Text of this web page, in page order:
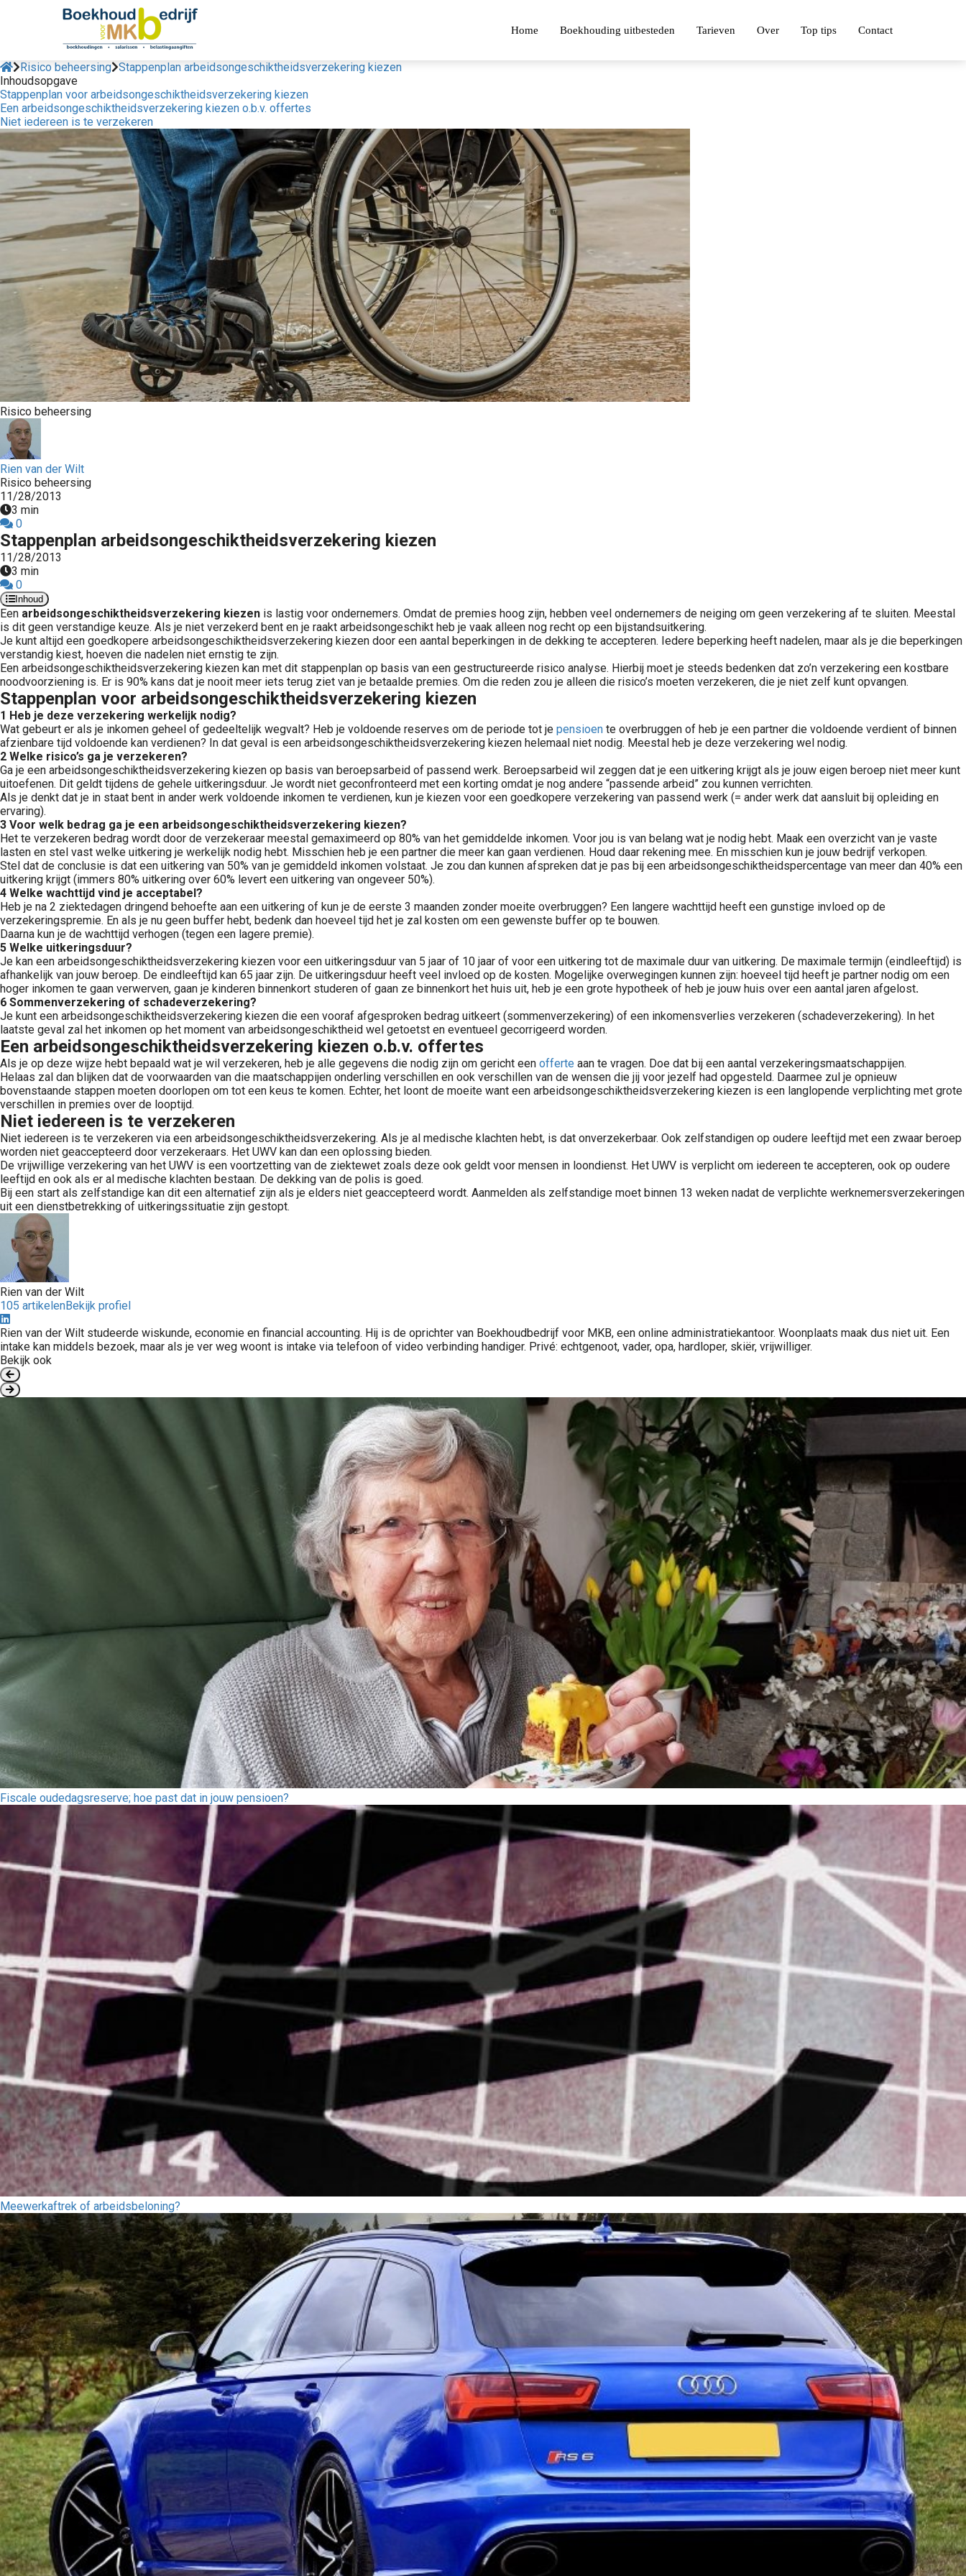
Home Boekhouding uitbesteden Tarieven Over Top tips Contact
Risico beheersing Stappenplan arbeidsongeschiktheidsverzekering kiezen
Inhoudsopgave
Stappenplan voor arbeidsongeschiktheidsverzekering kiezen
Een arbeidsongeschiktheidsverzekering kiezen o.b.v. offertes
Niet iedereen is te verzekeren
Risico beheersing
Rien van der Wilt
Risico beheersing
11/28/2013
3 min
0
Stappenplan arbeidsongeschiktheidsverzekering kiezen
11/28/2013
3 min
0
Inhoud
Een arbeidsongeschiktheidsverzekering kiezen is lastig voor ondernemers. Omdat de premies hoog zijn, hebben veel ondernemers de neiging om geen verzekering af te sluiten. Meestal
is dit geen verstandige keuze. Als je niet verzekerd bent en je raakt arbeidsongeschikt heb je vaak alleen nog recht op een bijstandsuitkering.
Je kunt altijd een goedkopere arbeidsongeschiktheidsverzekering kiezen door een aantal beperkingen in de dekking te accepteren. Iedere beperking heeft nadelen, maar als je die beperkingen
verstandig kiest, hoeven die nadelen niet ernstig te zijn.
Een arbeidsongeschiktheidsverzekering kiezen kan met dit stappenplan op basis van een gestructureerde risico analyse. Hierbij moet je steeds bedenken dat zo’n verzekering een kostbare
noodvoorziening is. Er is 90% kans dat je nooit meer iets terug ziet van je betaalde premies. Om die reden zou je alleen die risico’s moeten verzekeren, die je niet zelf kunt opvangen.
Stappenplan voor arbeidsongeschiktheidsverzekering kiezen
1 Heb je deze verzekering werkelijk nodig?
Wat gebeurt er als je inkomen geheel of gedeeltelijk wegvalt? Heb je voldoende reserves om de periode tot je pensioen te overbruggen of heb je een partner die voldoende verdient of binnen
afzienbare tijd voldoende kan verdienen? In dat geval is een arbeidsongeschiktheidsverzekering kiezen helemaal niet nodig. Meestal heb je deze verzekering wel nodig.
2 Welke risico’s ga je verzekeren?
Ga je een arbeidsongeschiktheidsverzekering kiezen op basis van beroepsarbeid of passend werk. Beroepsarbeid wil zeggen dat je een uitkering krijgt als je jouw eigen beroep niet meer kunt
uitoefenen. Dit geldt tijdens de gehele uitkeringsduur. Je wordt niet geconfronteerd met een korting omdat je nog andere “passende arbeid” zou kunnen verrichten.
Als je denkt dat je in staat bent in ander werk voldoende inkomen te verdienen, kun je kiezen voor een goedkopere verzekering van passend werk (= ander werk dat aansluit bij opleiding en
ervaring).
3 Voor welk bedrag ga je een arbeidsongeschiktheidsverzekering kiezen?
Het te verzekeren bedrag wordt door de verzekeraar meestal gemaximeerd op 80% van het gemiddelde inkomen. Voor jou is van belang wat je nodig hebt. Maak een overzicht van je vaste
lasten en stel vast welke uitkering je werkelijk nodig hebt. Misschien heb je een partner die meer kan gaan verdienen. Houd daar rekening mee. En misschien kun je jouw bedrijf verkopen.
Stel dat de conclusie is dat een uitkering van 50% van je gemiddeld inkomen volstaat. Je zou dan kunnen afspreken dat je pas bij een arbeidsongeschiktheidspercentage van meer dan 40% een
uitkering krijgt (immers 80% uitkering over 60% levert een uitkering van ongeveer 50%).
4 Welke wachttijd vind je acceptabel?
Heb je na 2 ziektedagen dringend behoefte aan een uitkering of kun je de eerste 3 maanden zonder moeite overbruggen? Een langere wachttijd heeft een gunstige invloed op de
verzekeringspremie. En als je nu geen buffer hebt, bedenk dan hoeveel tijd het je zal kosten om een gewenste buffer op te bouwen.
Daarna kun je de wachttijd verhogen (tegen een lagere premie).
5 Welke uitkeringsduur?
Je kan een arbeidsongeschiktheidsverzekering kiezen voor een uitkeringsduur van 5 jaar of 10 jaar of voor een uitkering tot de maximale duur van uitkering. De maximale termijn (eindleeftijd) is
afhankelijk van jouw beroep. De eindleeftijd kan 65 jaar zijn. De uitkeringsduur heeft veel invloed op de kosten. Mogelijke overwegingen kunnen zijn: hoeveel tijd heeft je partner nodig om een
hoger inkomen te gaan verwerven, gaan je kinderen binnenkort studeren of gaan ze binnenkort het huis uit, heb je een grote hypotheek of heb je jouw huis over een aantal jaren afgelost.
6 Sommenverzekering of schadeverzekering?
Je kunt een arbeidsongeschiktheidsverzekering kiezen die een vooraf afgesproken bedrag uitkeert (sommenverzekering) of een inkomensverlies verzekeren (schadeverzekering). In het
laatste geval zal het inkomen op het moment van arbeidsongeschiktheid wel getoetst en eventueel gecorrigeerd worden.
Een arbeidsongeschiktheidsverzekering kiezen o.b.v. offertes
Als je op deze wijze hebt bepaald wat je wil verzekeren, heb je alle gegevens die nodig zijn om gericht een offerte aan te vragen. Doe dat bij een aantal verzekeringsmaatschappijen.
Helaas zal dan blijken dat de voorwaarden van die maatschappijen onderling verschillen en ook verschillen van de wensen die jij voor jezelf had opgesteld. Daarmee zul je opnieuw
bovenstaande stappen moeten doorlopen om tot een keus te komen. Echter, het loont de moeite want een arbeidsongeschiktheidsverzekering kiezen is een langlopende verplichting met grote
verschillen in premies over de looptijd.
Niet iedereen is te verzekeren
Niet iedereen is te verzekeren via een arbeidsongeschiktheidsverzekering. Als je al medische klachten hebt, is dat onverzekerbaar. Ook zelfstandigen op oudere leeftijd met een zwaar beroep
worden niet geaccepteerd door verzekeraars. Het UWV kan dan een oplossing bieden.
De vrijwillige verzekering van het UWV is een voortzetting van de ziektewet zoals deze ook geldt voor mensen in loondienst. Het UWV is verplicht om iedereen te accepteren, ook op oudere
leeftijd en ook als er al medische klachten bestaan. De dekking van de polis is goed.
Bij een start als zelfstandige kan dit een alternatief zijn als je elders niet geaccepteerd wordt. Aanmelden als zelfstandige moet binnen 13 weken nadat de verplichte werknemersverzekeringen
uit een dienstbetrekking of uitkeringssituatie zijn gestopt.
Rien van der Wilt
105 artikelenBekijk profiel
Rien van der Wilt studeerde wiskunde, economie en financial accounting. Hij is de oprichter van Boekhoudbedrijf voor MKB, een online administratiekantoor. Woonplaats maak dus niet uit. Een
intake kan middels bezoek, maar als je ver weg woont is intake via telefoon of video verbinding handiger. Privé: echtgenoot, vader, opa, hardloper, skiër, vrijwilliger.
Bekijk ook
Fiscale oudedagsreserve; hoe past dat in jouw pensioen?
Meewerkaftrek of arbeidsbeloning?